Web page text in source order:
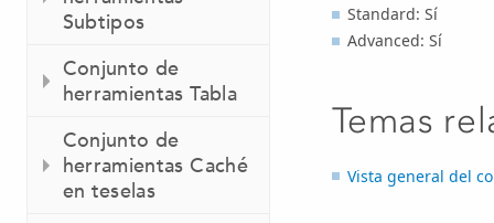
Subtipos
Conjunto de
herramientas Tabla
Conjunto de
herramientas Caché
en teselas
Standard: Sí
Advanced: Sí
Temas
Vista general del